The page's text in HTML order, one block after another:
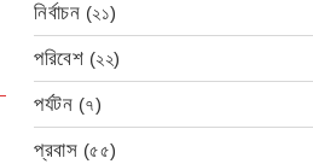
নির্বাচন (২১)
পরিবেশ (২২)
পর্যটন (৭)
প্রবাস (৫৫)